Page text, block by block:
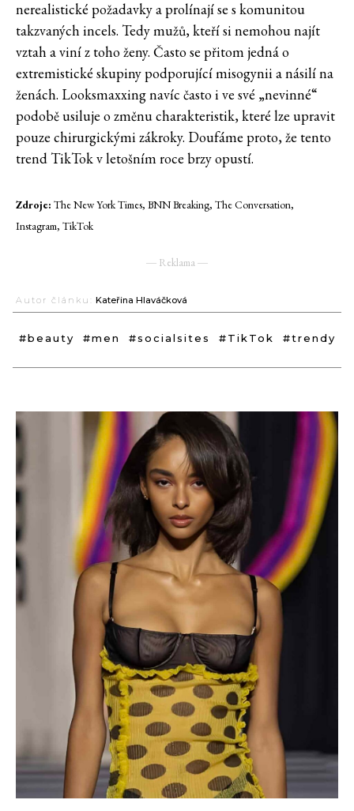
nerealistické požadavky a prolínají se s komunitou
takzvaných incels. Tedy mužů, kteří si nemohou najít
vztah a viní z toho ženy. Často se přitom jedná o
extremistické skupiny podporující misogynii a násilí na
ženách. Looksmaxxing navíc často i ve své „nevinné“
podobě usiluje o změnu charakteristik, které lze upravit
pouze chirurgickými zákroky. Doufáme proto, že tento
trend TikTok v letošním roce brzy opustí.
Zdroje: The New York Times, BNN Breaking, The Conversation,
Instagram, TikTok
― Reklama ―
Autor článku: Kateřina Hlaváčková
#beauty #men #socialsites #TikTok #trendy